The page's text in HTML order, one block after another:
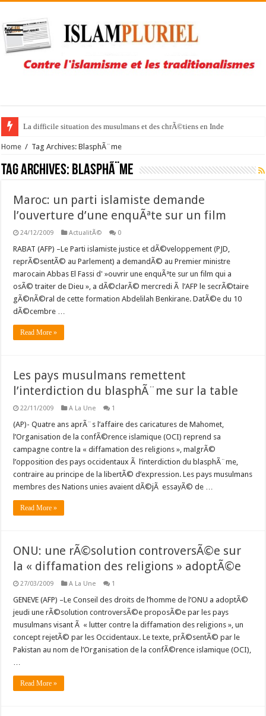
La difficile situation des musulmans et des chrÃ©tiens en Inde
Home / Tag Archives: BlasphÃ¨me
Tag Archives: BlasphÃ¨me
Maroc: un parti islamiste demande
l’ouverture d’une enquÃªte sur un film
24/12/2009 ActualitÃ© 0
RABAT (AFP) –Le Parti islamiste justice et dÃ©veloppement (PJD,
reprÃ©sentÃ© au Parlement) a demandÃ© au Premier ministre
marocain Abbas El Fassi d' »ouvrir une enquÃªte sur un film qui a
osÃ© traiter de Dieu », a dÃ©clarÃ© mercredi Ã l’AFP le secrÃ©taire
gÃ©nÃ©ral de cette formation Abdelilah Benkirane. DatÃ©e du 10
dÃ©cembre …
Read More »
Les pays musulmans remettent
l’interdiction du blasphÃ¨me sur la table
22/11/2009 A La Une 1
(AP)- Quatre ans aprÃ¨s l’affaire des caricatures de Mahomet,
l’Organisation de la confÃ©rence islamique (OCI) reprend sa
campagne contre la « diffamation des religions », malgrÃ©
l’opposition des pays occidentaux Ã l’interdiction du blasphÃ¨me,
contraire au principe de la libertÃ© d’expression. Les pays musulmans
membres des Nations unies avaient dÃ©jÃ essayÃ© de …
Read More »
ONU: une rÃ©solution controversÃ©e sur
la « diffamation des religions » adoptÃ©e
27/03/2009 A La Une 1
GENEVE (AFP) –Le Conseil des droits de l’homme de l’ONU a adoptÃ©
jeudi une rÃ©solution controversÃ©e proposÃ©e par les pays
musulmans visant Ã « lutter contre la diffamation des religions », un
concept rejetÃ© par les Occidentaux. Le texte, prÃ©sentÃ© par le
Pakistan au nom de l’Organisation de la confÃ©rence islamique (OCI),
…
Read More »